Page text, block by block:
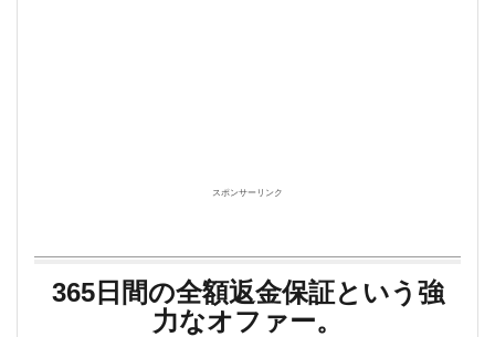
スポンサーリンク
365日間の全額返金保証という強
力なオファー。